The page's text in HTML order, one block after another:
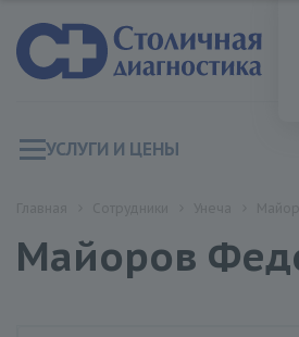
УСЛУГИ И ЦЕНЫ
Майоров